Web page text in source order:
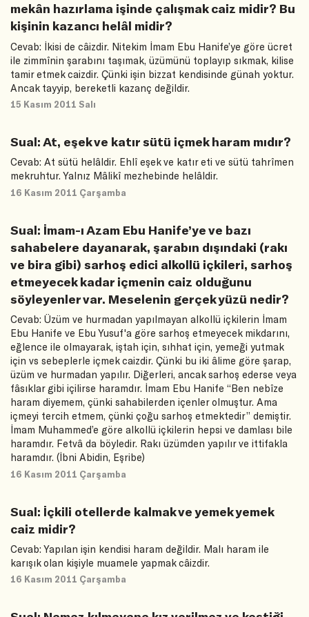
mekân hazırlama işinde çalışmak caiz midir? Bu
kişinin kazancı helâl midir?
Cevab: İkisi de câizdir. Nitekim İmam Ebu Hanife’ye göre ücret
ile zimmînin şarabını taşımak, üzümünü toplayıp sıkmak, kilise
tamir etmek caizdir. Çünki işin bizzat kendisinde günah yoktur.
Ancak tayyip, bereketli kazanç değildir.
15 Kasım 2011 Salı
Sual: At, eşek ve katır sütü içmek haram mıdır?
Cevab: At sütü helâldir. Ehlî eşek ve katır eti ve sütü tahrîmen
mekruhtur. Yalnız Mâlikî mezhebinde helâldir.
16 Kasım 2011 Çarşamba
Sual: İmam-ı Azam Ebu Hanife’ye ve bazı
sahabelere dayanarak, şarabın dışındaki (rakı
ve bira gibi) sarhoş edici alkollü içkileri, sarhoş
etmeyecek kadar içmenin caiz olduğunu
söyleyenler var. Meselenin gerçek yüzü nedir?
Cevab: Üzüm ve hurmadan yapılmayan alkollü içkilerin İmam
Ebu Hanife ve Ebu Yusuf'a göre sarhoş etmeyecek mikdarını,
eğlence ile olmayarak, iştah için, sıhhat için, yemeği yutmak
için vs sebeplerle içmek caizdir. Çünki bu iki âlime göre şarap,
üzüm ve hurmadan yapılır. Diğerleri, ancak sarhoş ederse veya
fâsıklar gibi içilirse haramdır. İmam Ebu Hanife “Ben nebîze
haram diyemem, çünki sahabilerden içenler olmuştur. Ama
içmeyi tercih etmem, çünki çoğu sarhoş etmektedir” demiştir.
İmam Muhammed’e göre alkollü içkilerin hepsi ve damlası bile
haramdır. Fetvâ da böyledir. Rakı üzümden yapılır ve ittifakla
haramdır. (İbni Abidin, Eşribe)
16 Kasım 2011 Çarşamba
Sual: İçkili otellerde kalmak ve yemek yemek
caiz midir?
Cevab: Yapılan işin kendisi haram değildir. Malı haram ile
karışık olan kişiyle muamele yapmak câizdir.
16 Kasım 2011 Çarşamba